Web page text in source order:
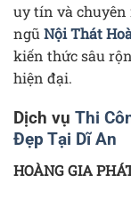
uy tín và chuyên
ngũ Nội Thát
kiến thức sâu
hiện đại.
Dịch vụ Thi
Đẹp Tại Dĩ An
HOÀNG GIA